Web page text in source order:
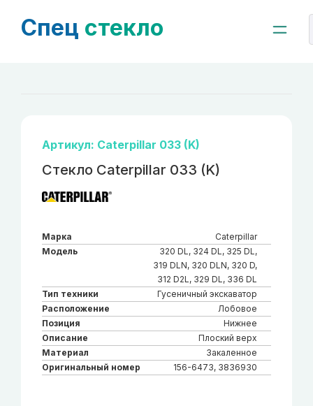
Спец стекло
Артикул: Caterpillar 033 (K)
Стекло Caterpillar 033 (K)
Марка
Caterpillar
Модель
320 DL, 324 DL, 325 DL,
319 DLN, 320 DLN, 320 D,
312 D2L, 329 DL, 336 DL
Тип техники
Гусеничный экскаватор
Расположение
Лобовое
Позиция
Нижнее
Описание
Плоский верх
Материал
Закаленное
Оригинальный номер
156-6473, 3836930